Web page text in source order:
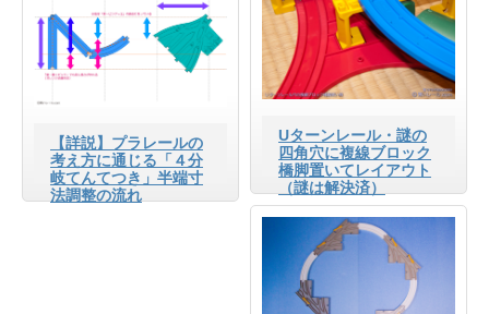
【詳説】プラレールの
考え方に通じる「４分
岐てんてつき」半端寸
法調整の流れ
Uターンレール・謎の
四角穴に複線ブロック
橋脚置いてレイアウト
（謎は解決済）